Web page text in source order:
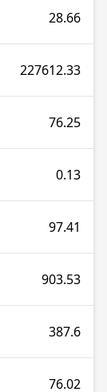
28.66
227612.33
76.25
0.13
97.41
903.53
387.6
76.02